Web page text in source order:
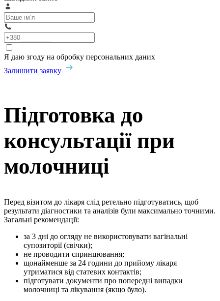
Я даю згоду на обробку персональних даних
Залишити заявку
Підготовка до
консультації при
молочниці
Перед візитом до лікаря слід ретельно підготуватись, щоб
результати діагностики та аналізів були максимально точними.
Загальні рекомендації:
за 3 дні до огляду не використовувати вагінальні
супозиторії (свічки);
не проводити спринцювання;
щонайменше за 24 години до прийому лікаря
утриматися від статевих контактів;
підготувати документи про попередні випадки
молочниці та лікування (якщо було).